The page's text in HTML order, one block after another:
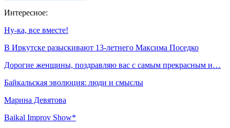
Интересное:
Ну-ка, все вместе!
В Иркутске разыскивают 13-летнего Максима Поседко
Дорогие женщины, поздравляю вас с самым прекрасным и…
Байкальская эволюция: люди и смыслы
Марина Девятова
Baikal Improv Show*